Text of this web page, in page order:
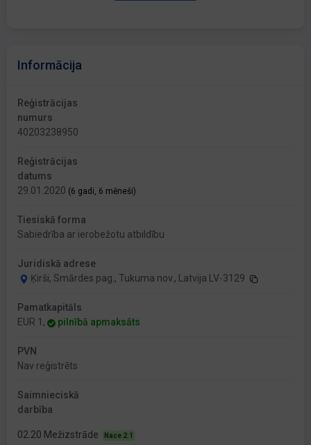
Informācija
Reģistrācijas
numurs
40203238950
Reģistrācijas
datums
29.01.2020 (6 gadi, 6 mēneši)
Tiesiskā forma
Sabiedrība ar ierobežotu atbildību
Juridiskā adrese
Ķirši, Smārdes pag., Tukuma nov., Latvija LV-3129
Pamatkapitāls
EUR 1,
pilnībā apmaksāts
PVN
Nav reģistrēts
Saimnieciskā
darbība
02.20 Mežizstrāde Nace 2.1